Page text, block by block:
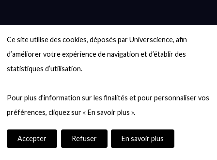
Ce site utilise des cookies, déposés par Universcience, afin
d’améliorer votre expérience de navigation et d’établir des
statistiques d’utilisation.
Pour plus d’information sur les finalités et pour personnaliser vos
Accepter Refuser En savoir plus
6000 exoplanètes, et pas de « Terre »
en vue ?
Quel avenir pour les cryptos ?
Entre mathématiques et politique : la
quête d’un vote équitable
casse-tête